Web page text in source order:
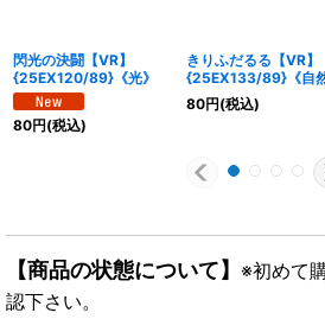
閃光の決闘【VR】
{25EX120/89}《光》
80円(税込)
きりふだるる【VR】
{25EX133/89}《自然
80円(税込)
【商品の状態について】 ※初めて
認下さい。